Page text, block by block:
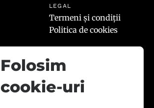
LEGAL
Termeni și condiții
Politica de cookies
Folosim
cookie-uri